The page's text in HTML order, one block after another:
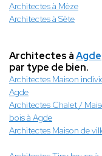
Architectes à Mèze
Architectes à Sète
Architectes àAgde
par type de bien.
Architectes Maison
Agde
Architectes Chalet /
bois à Agde
Architectes Maison de